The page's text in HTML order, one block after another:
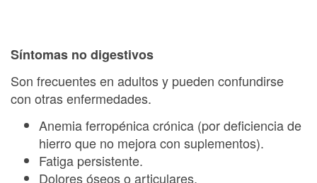
Síntomas no digestivos
Son frecuentes en adultos y pueden confundirse
con otras enfermedades.
Anemia ferropénica crónica (por deficiencia de
hierro que no mejora con suplementos).
Fatiga persistente.
Dolores óseos o articulares.